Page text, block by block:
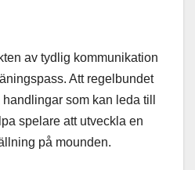
av tydlig kommunikation
Att regelbundet
som kan leda till
spelare att utveckla en
på mounden.